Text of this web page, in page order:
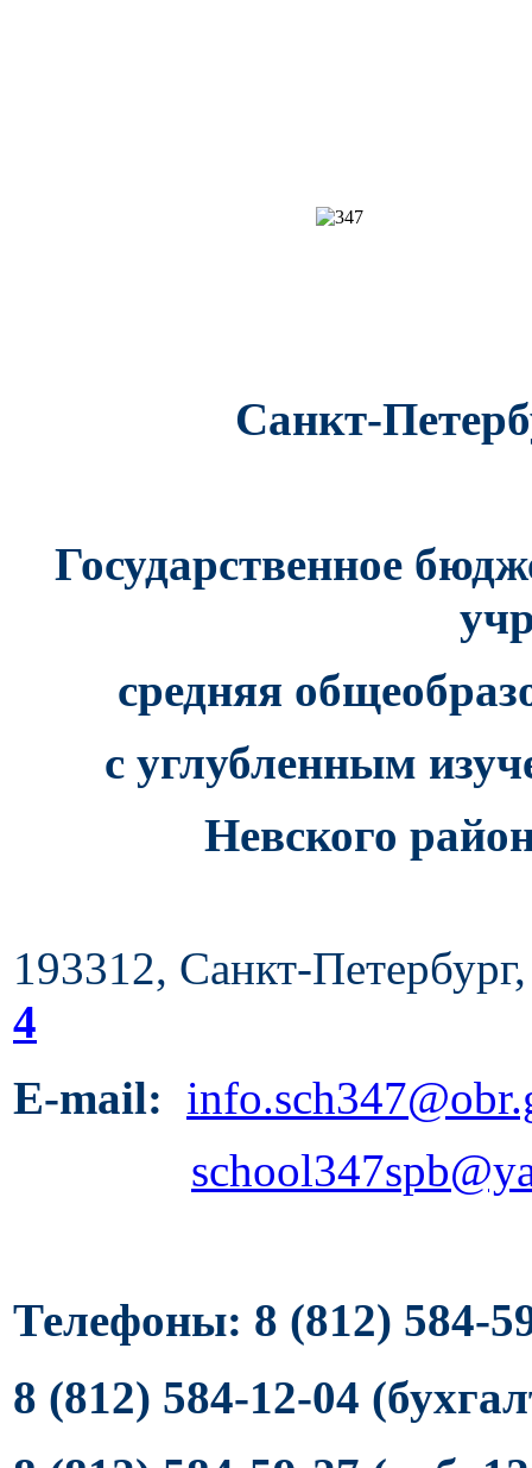
Санкт-
Государственное
средняя
с углубленным
Невского
1 93312, Санкт-Петербург,
4
E-mail:
Телефоны: 8 (812) 584-
8 (812) 584-12-04